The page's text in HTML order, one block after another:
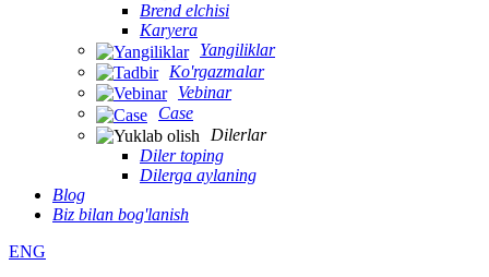
Brend elchisi
Karyera
Yangiliklar
Ko'rgazmalar
Vebinar
Case
Dilerlar
Diler toping
Dilerga aylaning
Blog
Biz bilan bog'lanish
ENG